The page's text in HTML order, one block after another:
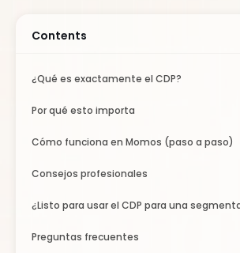
Contents
¿Qué es exactamente el CDP?
Por qué esto importa
Cómo funciona en Momos (paso a paso)
Consejos profesionales
¿Listo para usar el CDP para una
Preguntas frecuentes